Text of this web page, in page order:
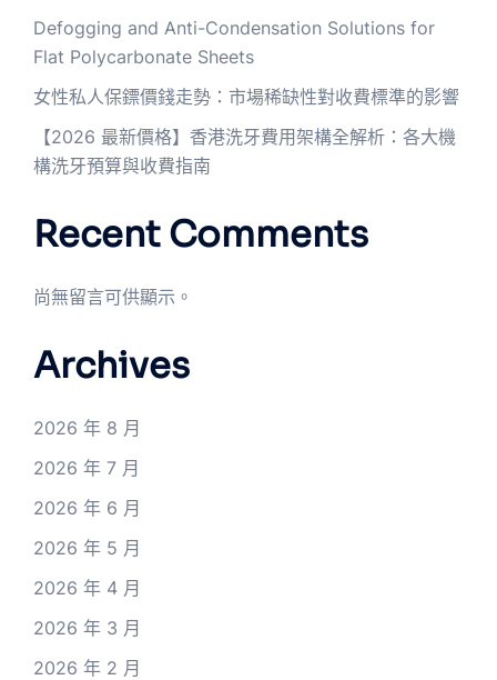
Defogging and Anti-Condensation Solutions for
Flat Polycarbonate Sheets
女性私人保鏢價錢走勢：市場稀缺性對收費標準的影響
【2026 最新價格】香港洗牙費用架構全解析：各大機
構洗牙預算與收費指南
Recent Comments
尚無留言可供顯示。
Archives
2026 年 8 月
2026 年 7 月
2026 年 6 月
2026 年 5 月
2026 年 4 月
2026 年 3 月
2026 年 2 月